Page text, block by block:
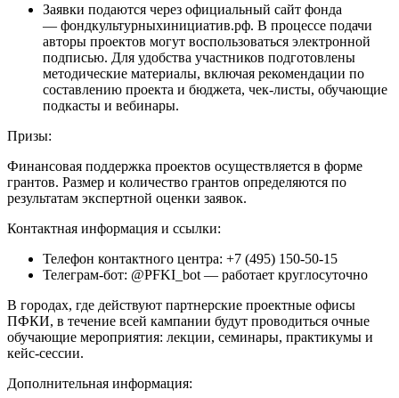
Заявки подаются через официальный сайт фонда
— фондкультурныхинициатив.рф. В процессе подачи
авторы проектов могут воспользоваться электронной
подписью. Для удобства участников подготовлены
методические материалы, включая рекомендации по
составлению проекта и бюджета, чек-листы, обучающие
подкасты и вебинары.
Призы:
Финансовая поддержка проектов осуществляется в форме
грантов. Размер и количество грантов определяются по
результатам экспертной оценки заявок.
Контактная информация и ссылки:
Телефон контактного центра: +7 (495) 150-50-15
Телеграм-бот: @PFKI_bot — работает круглосуточно
В городах, где действуют партнерские проектные офисы
ПФКИ, в течение всей кампании будут проводиться очные
обучающие мероприятия: лекции, семинары, практикумы и
кейс-сессии.
Дополнительная информация: